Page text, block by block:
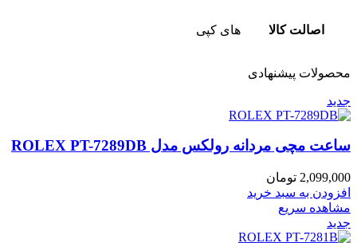
اصالت کالا های کپی
محصولات پیشنهادی
جدید
ساعت مچی مردانه رولکس مدل ROLEX PT-7289DB
2,099,000 تومان
افزودن به سبد خرید
مشاهده سریع
جدید